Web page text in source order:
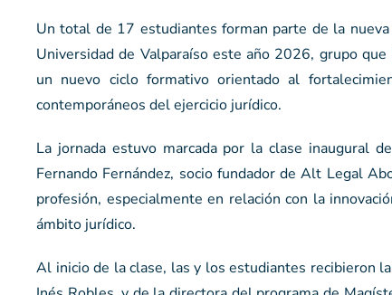
Un total de 17 estudiantes forman parte de la
Universidad de Valparaíso este año 2026, grupo
un nuevo ciclo formativo orientado al
contemporáneos del ejercicio jurídico.
La jornada estuvo marcada por la clase inaugural
Fernando Fernández, socio fundador de Alt Legal
profesión, especialmente en relación con la
ámbito jurídico.
Al inicio de la clase, las y los estudiantes recibieron